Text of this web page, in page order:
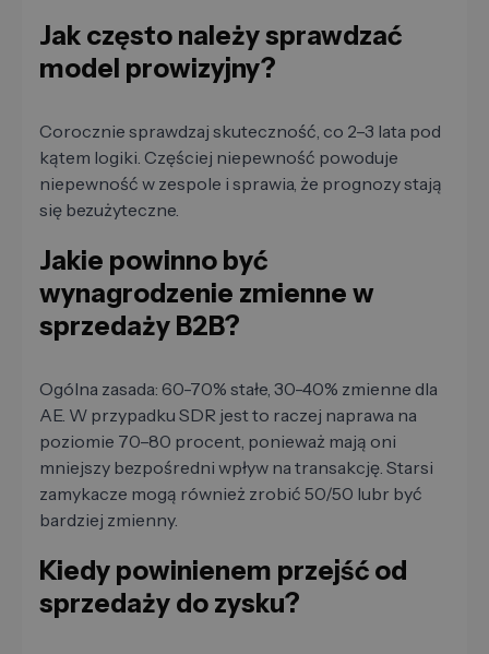
Jak często należy sprawdzać
model prowizyjny?
Corocznie sprawdzaj skuteczność, co 2–3 lata pod
kątem logiki. Częściej niepewność powoduje
niepewność w zespole i sprawia, że ​​prognozy stają
się bezużyteczne.
Jakie powinno być
wynagrodzenie zmienne w
sprzedaży B2B?
Ogólna zasada: 60-70% stałe, 30-40% zmienne dla
AE. W przypadku SDR jest to raczej naprawa na
poziomie 70–80 procent, ponieważ mają oni
mniejszy bezpośredni wpływ na transakcję. Starsi
zamykacze mogą również zrobić 50/50 lubr być
bardziej zmienny.
Kiedy powinienem przejść od
sprzedaży do zysku?